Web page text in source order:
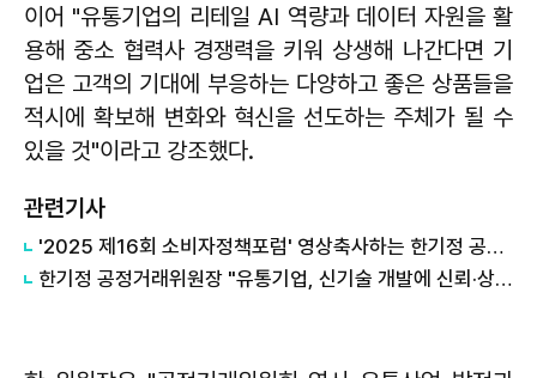
이어 "유통기업의 리테일 AI 역량과 데이터 자원을 활
용해 중소 협력사 경쟁력을 키워 상생해 나간다면 기
업은 고객의 기대에 부응하는 다양하고 좋은 상품들을
적시에 확보해 변화와 혁신을 선도하는 주체가 될 수
있을 것"이라고 강조했다.
관련기사
'2025 제16회 소비자정책포럼' 영상축사하는 한기정 공정거래위원장
​한기정 공정거래위원장 "유통기업, 신기술 개발에 신뢰·상생 더해져야"